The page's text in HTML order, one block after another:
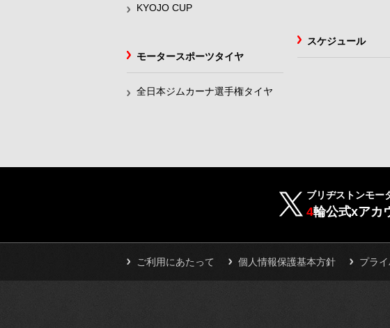
KYOJO CUP
スケジュール
モータースポーツタイヤ
全日本ジムカーナ選手権タイヤ
ブリヂストンモー
4輪公式xアカ
ご利用にあたって 個人情報保護基本方針 プラ